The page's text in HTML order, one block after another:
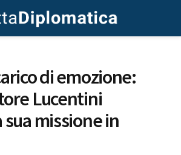
di emozione:
Lucentini
missione in